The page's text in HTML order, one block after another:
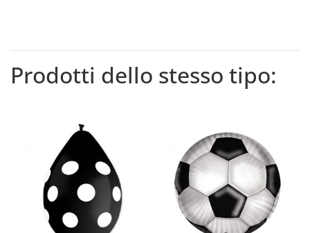
Prodotti dello stesso tipo: